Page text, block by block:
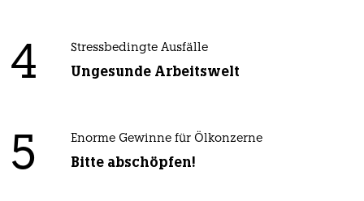
4 Stressbedingte Ausfälle
Ungesunde Arbeitswelt
5 Enorme Gewinne für Ölkonzerne
Bitte abschöpfen!